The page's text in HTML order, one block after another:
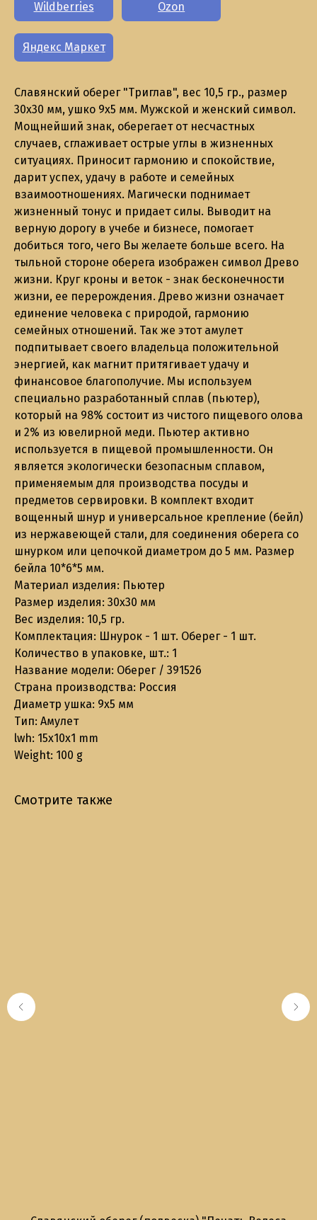
Wildberries Ozon
Яндекс Маркет
Славянский оберег "Триглав", вес 10,5 гр., размер
30х30 мм, ушко 9х5 мм. Мужской и женский символ.
Мощнейший знак, оберегает от несчастных
случаев, сглаживает острые углы в жизненных
ситуациях. Приносит гармонию и спокойствие,
дарит успех, удачу в работе и семейных
взаимоотношениях. Магически поднимает
жизненный тонус и придает силы. Выводит на
верную дорогу в учебе и бизнесе, помогает
добиться того, чего Вы желаете больше всего. На
тыльной стороне оберега изображен символ Древо
жизни. Круг кроны и веток - знак бесконечности
жизни, ее перерождения. Древо жизни означает
единение человека с природой, гармонию
семейных отношений. Так же этот амулет
подпитывает своего владельца положительной
энергией, как магнит притягивает удачу и
финансовое благополучие. Мы используем
специально разработанный сплав (пьютер),
который на 98% состоит из чистого пищевого олова
и 2% из ювелирной меди. Пьютер активно
используется в пищевой промышленности. Он
является экологически безопасным сплавом,
применяемым для производства посуды и
предметов сервировки. В комплект входит
вощенный шнур и универсальное крепление (бейл)
из нержавеющей стали, для соединения оберега со
шнурком или цепочкой диаметром до 5 мм. Размер
бейла 10*6*5 мм.
Материал изделия: Пьютер
Размер изделия: 30х30 мм
Вес изделия: 10,5 гр.
Комплектация: Шнурок - 1 шт. Оберег - 1 шт.
Количество в упаковке, шт.: 1
Название модели: Оберег / 391526
Страна производства: Россия
Диаметр ушка: 9х5 мм
Тип: Амулет
lwh: 15x10x1 mm
Weight: 100 g
Смотрите также